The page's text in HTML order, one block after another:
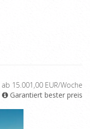
ab 15.001,00 EUR/Woche
Garantiert bester preis